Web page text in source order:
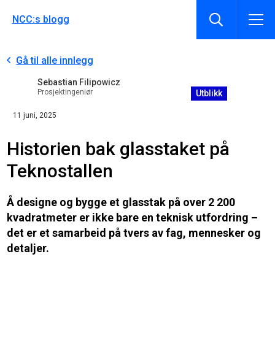
NCC:s blogg
Gå til alle innlegg
Sebastian Filipowicz
Prosjektingeniør Utblikk
11 juni, 2025
Historien bak glasstaket på
Teknostallen
Å designe og bygge et glasstak på over 2 200
kvadratmeter er ikke bare en teknisk utfordring –
det er et samarbeid på tvers av fag, mennesker og
detaljer.